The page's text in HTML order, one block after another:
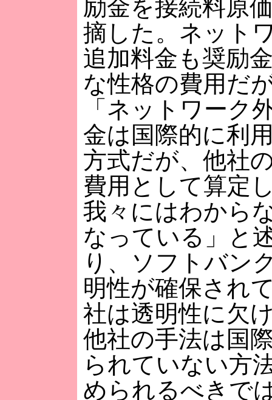
励金を接続料原
摘した。ネット
追加料金も奨励
な性格の費用だ
「ネットワーク
金は国際的に利
方式だが、他社
費用として算定
我々にはわから
なっている」と
り、ソフトバン
明性が確保され
社は透明性に欠
他社の手法は国
られていない方
められるべきで